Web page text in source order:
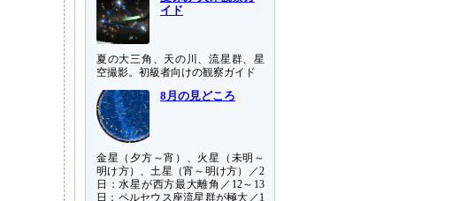
イド
夏の大三角、天の川、流星群、星
空撮影。初級者向けの観察ガイド
8月の見どころ
金星（夕方～宵）、火星（未明～
明け方）、土星（宵～明け方）／2
日：水星が西方最大離角／12～13
日：ペルセウス座流星群が極大／1